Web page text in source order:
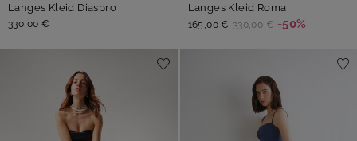
Langes Kleid Diaspro
330,00 €
Langes Kleid Roma
165,00 € 330,00 € -50%